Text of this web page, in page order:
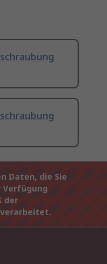
Daten, die Sie
Verfügung
der
verarbeitet.